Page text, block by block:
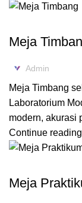
Meja
Admin
Meja Timbang
Laboratorium
modern, akurasi
Continue reading
Meja